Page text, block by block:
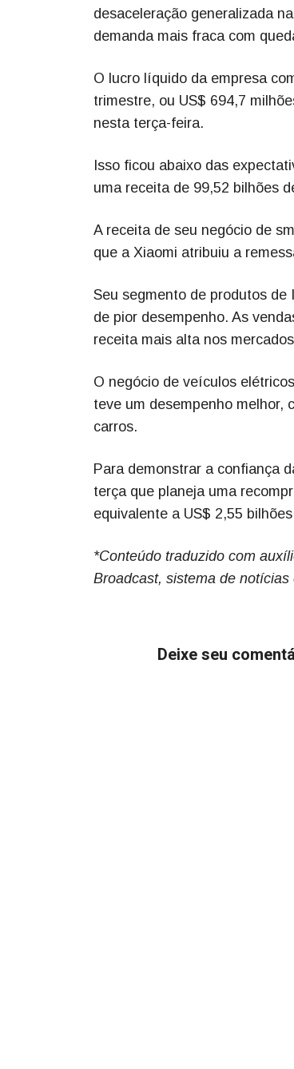
desaceleração generalizada
demanda mais fraca com
O lucro líquido da empresa
trimestre, ou US$ 694,7
nesta terça-feira.
Isso ficou abaixo das
uma receita de 99,52 bilhões
A receita de seu negócio de
que a Xiaomi atribuiu a
Seu segmento de produtos
de pior desempenho. As
receita mais alta nos
O negócio de veículos
teve um desempenho melhor,
carros.
Para demonstrar a confiança
terça que planeja uma
equivalente a US$ 2,55
*Conteúdo traduzido com
Broadcast, sistema de
Deixe seu